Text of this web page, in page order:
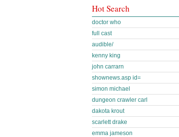
Hot Search
doctor who
full cast
audible/
kenny king
john carrarn
shownews.asp id=
simon michael
dungeon crawler carl
dakota krout
scarlett drake
emma jameson